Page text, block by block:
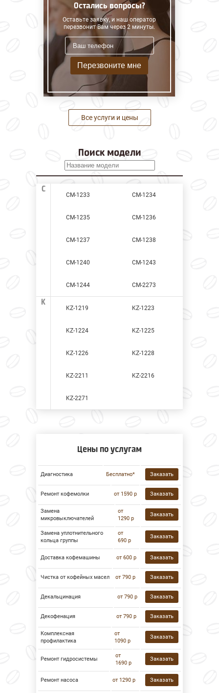
Остались вопросы?
Оставьте заявку, и наш оператор
перезвонит Вам через 2 минуты.
Перезвоните мне
Все услуги и цены
Поиск модели
C
CM-1233 CM-1234
CM-1235 CM-1236
CM-1237 CM-1238
CM-1240 CM-1243
CM-1244 CM-2273
K
KZ-1219 KZ-1223
KZ-1224 KZ-1225
KZ-1226 KZ-1228
KZ-2211 KZ-2216
KZ-2271
Цены по услугам
Диагностика Бесплатно* Заказать
Ремонт кофемолки от 1590 р Заказать
Замена
микровыключателей
от
1290 р
Заказать
Замена уплотнительного
кольца группы
от
690 р
Заказать
Доставка кофемашины от 600 р Заказать
Чистка от кофейных масел от 790 р Заказать
Декальцинация от 790 р Заказать
Декофенация от 790 р Заказать
Комплексная
профилактика
от
1090 р
Заказать
Ремонт гидросистемы
от
1690 р
Заказать
Ремонт насоса от 1290 р Заказать